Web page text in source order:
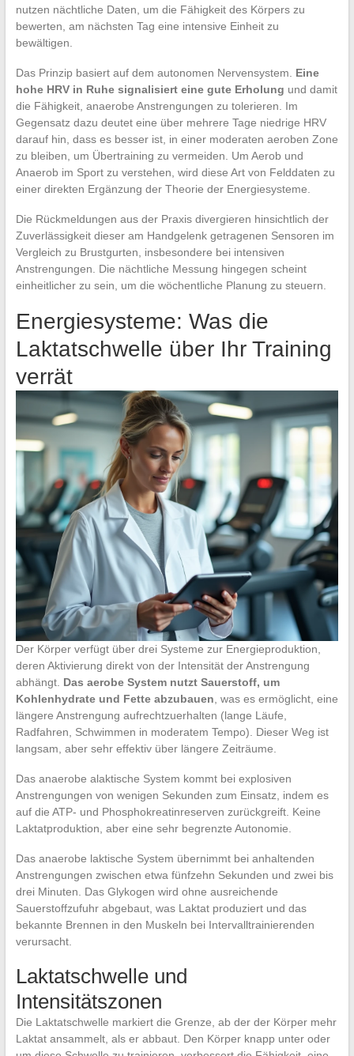
nutzen nächtliche Daten, um die Fähigkeit des Körpers zu
bewerten, am nächsten Tag eine intensive Einheit zu
bewältigen.
Das Prinzip basiert auf dem autonomen Nervensystem. Eine
hohe HRV in Ruhe signalisiert eine gute Erholung und damit
die Fähigkeit, anaerobe Anstrengungen zu tolerieren. Im
Gegensatz dazu deutet eine über mehrere Tage niedrige HRV
darauf hin, dass es besser ist, in einer moderaten aeroben Zone
zu bleiben, um Übertraining zu vermeiden. Um Aerob und
Anaerob im Sport zu verstehen, wird diese Art von Felddaten zu
einer direkten Ergänzung der Theorie der Energiesysteme.
Die Rückmeldungen aus der Praxis divergieren hinsichtlich der
Zuverlässigkeit dieser am Handgelenk getragenen Sensoren im
Vergleich zu Brustgurten, insbesondere bei intensiven
Anstrengungen. Die nächtliche Messung hingegen scheint
einheitlicher zu sein, um die wöchentliche Planung zu steuern.
Energiesysteme: Was die
Laktatschwelle über Ihr Training
verrät
Der Körper verfügt über drei Systeme zur Energieproduktion,
deren Aktivierung direkt von der Intensität der Anstrengung
abhängt. Das aerobe System nutzt Sauerstoff, um
Kohlenhydrate und Fette abzubauen, was es ermöglicht, eine
längere Anstrengung aufrechtzuerhalten (lange Läufe,
Radfahren, Schwimmen in moderatem Tempo). Dieser Weg ist
langsam, aber sehr effektiv über längere Zeiträume.
Das anaerobe alaktische System kommt bei explosiven
Anstrengungen von wenigen Sekunden zum Einsatz, indem es
auf die ATP- und Phosphokreatinreserven zurückgreift. Keine
Laktatproduktion, aber eine sehr begrenzte Autonomie.
Das anaerobe laktische System übernimmt bei anhaltenden
Anstrengungen zwischen etwa fünfzehn Sekunden und zwei bis
drei Minuten. Das Glykogen wird ohne ausreichende
Sauerstoffzufuhr abgebaut, was Laktat produziert und das
bekannte Brennen in den Muskeln bei Intervalltrainierenden
verursacht.
Laktatschwelle und
Intensitätszonen
Die Laktatschwelle markiert die Grenze, ab der der Körper mehr
Laktat ansammelt, als er abbaut. Den Körper knapp unter oder